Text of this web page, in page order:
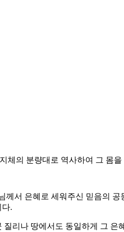
의 분량대로 역사하여 그 몸
께서 은혜로 세워주신 믿음의
.
리나 땅에서도 동일하게 그